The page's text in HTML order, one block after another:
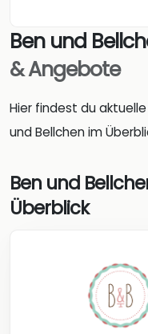
Ben und
& Angebote
Hier findest du
und Bellchen im
Ben und
Überblick